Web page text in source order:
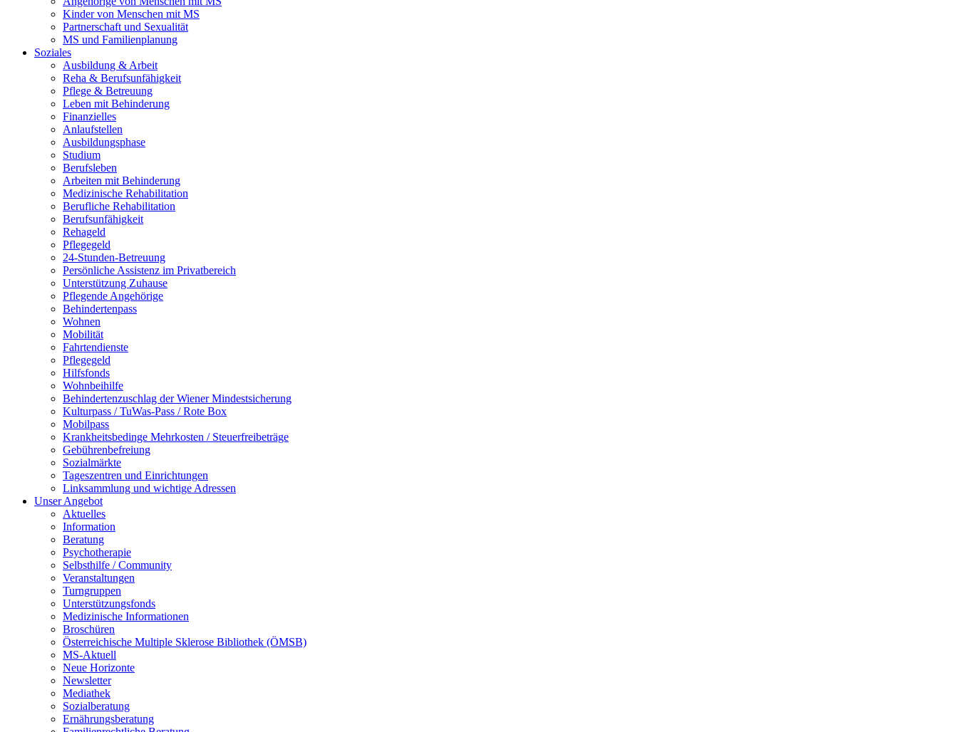
Kinder von Menschen mit MS
Partnerschaft und Sexualität
MS und Familienplanung
Soziales
Ausbildung & Arbeit
Reha & Berufsunfähigkeit
Pflege & Betreuung
Leben mit Behinderung
Finanzielles
Anlaufstellen
Ausbildungsphase
Studium
Berufsleben
Arbeiten mit Behinderung
Medizinische Rehabilitation
Berufliche Rehabilitation
Berufsunfähigkeit
Rehageld
Pflegegeld
24-Stunden-Betreuung
Persönliche Assistenz im Privatbereich
Unterstützung Zuhause
Pflegende Angehörige
Behindertenpass
Wohnen
Mobilität
Fahrtendienste
Pflegegeld
Hilfsfonds
Wohnbeihilfe
Behindertenzuschlag der Wiener Mindestsicherung
Kulturpass / TuWas-Pass / Rote Box
Mobilpass
Krankheitsbedinge Mehrkosten / Steuerfreibeträge
Gebührenbefreiung
Sozialmärkte
Tageszentren und Einrichtungen
Linksammlung und wichtige Adressen
Unser Angebot
Aktuelles
Information
Beratung
Psychotherapie
Selbsthilfe / Community
Veranstaltungen
Turngruppen
Unterstützungsfonds
Medizinische Informationen
Broschüren
Österreichische Multiple Sklerose Bibliothek (ÖMSB)
MS-Aktuell
Neue Horizonte
Newsletter
Mediathek
Sozialberatung
Ernährungsberatung